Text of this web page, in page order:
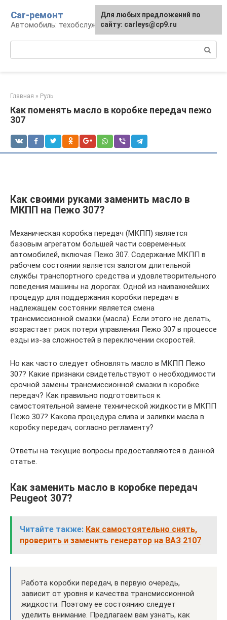
контенту
Car-ремонт
Автомобиль: техобслуживание и ремонт
Главная » Руль
Как поменять масло в коробке передач пежо
307
Как своими руками заменить масло в
МКПП на Пежо 307?
Механическая коробка передач (МКПП) является
базовым агрегатом большей части современных
автомобилей, включая Пежо 307. Содержание МКПП в
рабочем состоянии является залогом длительной
службы транспортного средства и удовлетворительного
поведения машины на дорогах. Одной из наиважнейших
процедур для поддержания коробки передач в
надлежащем состоянии является смена
трансмиссионной смазки (масла). Если этого не делать,
возрастает риск потери управления Пежо 307 в процессе
езды из-за сложностей в переключении скоростей.
Но как часто следует обновлять масло в МКПП Пежо
307? Какие признаки свидетельствуют о необходимости
срочной замены трансмиссионной смазки в коробке
передач? Как правильно подготовиться к
самостоятельной замене технической жидкости в МКПП
Пежо 307? Какова процедура слива и заливки масла в
коробку передач, согласно регламенту?
Ответы на текущие вопросы предоставляются в данной
статье.
Как заменить масло в коробке передач
Peugeot 307?
Читайте также: Как самостоятельно снять,
проверить и заменить генератор на ВАЗ 2107
Работа коробки передач, в первую очередь,
зависит от уровня и качества трансмиссионной
жидкости. Поэтому ее состоянию следует
уделить внимание. Предлагаем вам узнать, как
Для любых предложений по
сайту: carleys@cp9.ru